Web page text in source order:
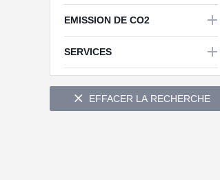
EMISSION DE CO2 
SERVICES 

 EFFACER LA RECHERCHE